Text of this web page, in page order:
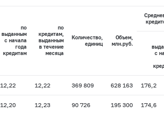
по
выданным
с начала
года
кредитам
по
кредитам,
выданным
в течение
месяца
Количество,
единиц
Объем,
млн.руб.
с
12,22 12,22 369 809 628 163 176,2
12,20 12,23 90 726 195 300 174,6